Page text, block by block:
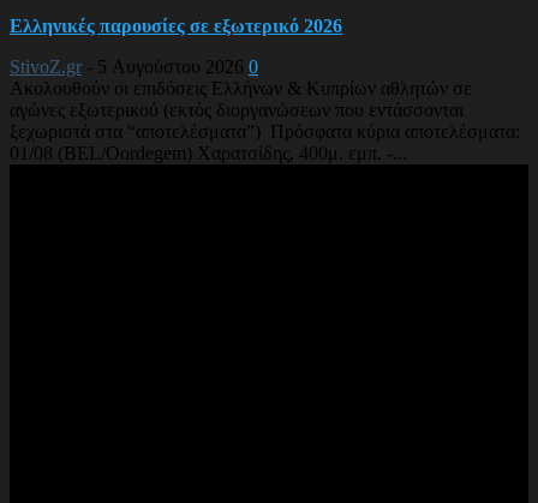
Ελληνικές παρουσίες σε εξωτερικό 2026
StivoZ.gr - 5 Αυγούστου 2026 0
Ακολουθούν οι επιδόσεις Ελλήνων & Κυπρίων αθλητών σε
αγώνες εξωτερικού (εκτός διοργανώσεων που εντάσσονται
ξεχωριστά στα “αποτελέσματα”) Πρόσφατα κύρια αποτελέσματα:
01/08 (BEL/Oordegem) Χαρατσίδης, 400μ. εμπ. -...